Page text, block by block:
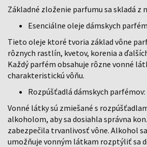
Základné zloženie parfumu sa skladá z
Esenciálne oleje dámskych
Tieto oleje ktoré tvoria základ vône
rôznych rastlín, kvetov, korenia a
Každý parfém obsahuje rôzne vonné
charakteristickú vôňu.
Rozpúšťadlá dámskych parfémov:
Vonné látky sú zmiešané s
alkoholom, aby sa dosiahla správna
zabezpečila trvanlivosť vône. Alkohol
umožňuje vonným látkam rozptýliť sa